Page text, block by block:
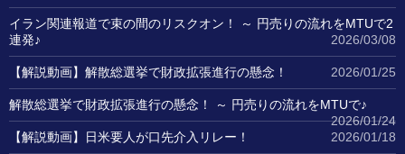
イラン関連報道で束の間のリスクオン！ ～ 円売りの流れをMTUで2
連発♪
2026/03/08
【解説動画】解散総選挙で財政拡張進行の懸念！ 2026/01/25
解散総選挙で財政拡張進行の懸念！ ～ 円売りの流れをMTUで♪
2026/01/24
【解説動画】日米要人が口先介入リレー！
2026/01/18